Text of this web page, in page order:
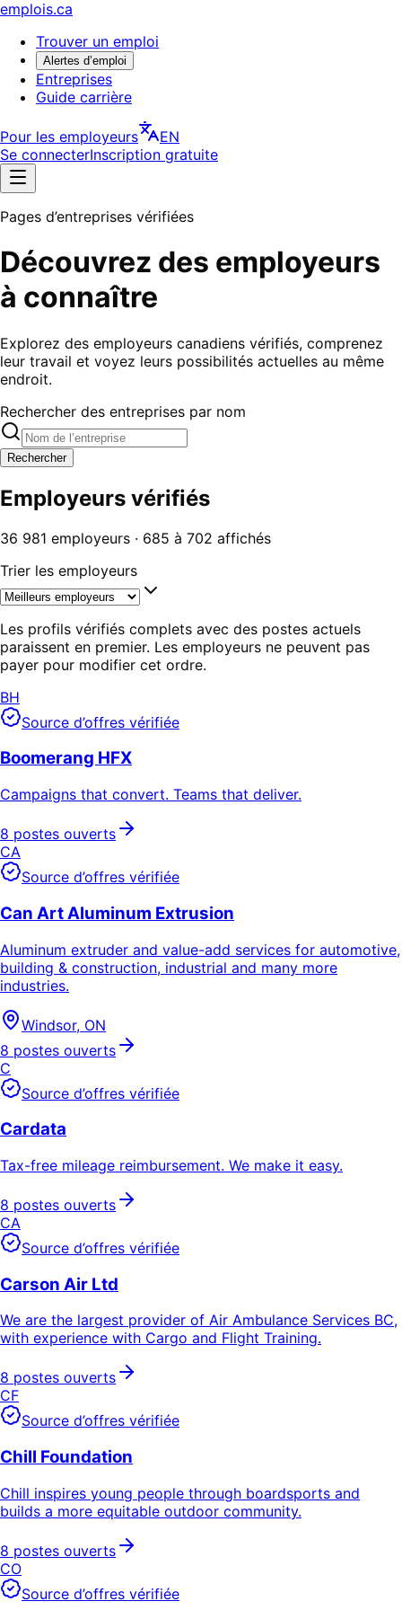
emplois.ca
Trouver un emploi
Alertes d’emploi
Entreprises
Guide carrière
Pour les employeurs
EN
Se connecterInscription gratuite
Pages d’entreprises vérifiées
Découvrez des employeurs
à connaître
Explorez des employeurs canadiens vérifiés, comprenez
leur travail et voyez leurs possibilités actuelles au même
endroit.
Rechercher des entreprises par nom
Rechercher
Employeurs vérifiés
36 981 employeurs · 685 à 702 affichés
Trier les employeurs
Les profils vérifiés complets avec des postes actuels
paraissent en premier. Les employeurs ne peuvent pas
payer pour modifier cet ordre.
BH
Source d’offres vérifiée
Boomerang HFX
Campaigns that convert. Teams that deliver.
8 postes ouverts
CA
Source d’offres vérifiée
Can Art Aluminum Extrusion
Aluminum extruder and value-add services for automotive,
building & construction, industrial and many more
industries.
Windsor, ON
8 postes ouverts
C
Source d’offres vérifiée
Cardata
Tax-free mileage reimbursement. We make it easy.
8 postes ouverts
CA
Source d’offres vérifiée
Carson Air Ltd
We are the largest provider of Air Ambulance Services BC,
with experience with Cargo and Flight Training.
8 postes ouverts
CF
Source d’offres vérifiée
Chill Foundation
Chill inspires young people through boardsports and
builds a more equitable outdoor community.
8 postes ouverts
CO
Source d’offres vérifiée